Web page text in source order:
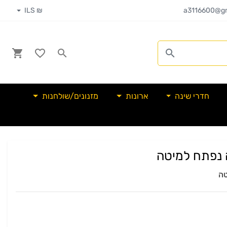
₪ ILS
חדרי שינה ארונות
מזנונים/שולחנות
נפתח למיטה